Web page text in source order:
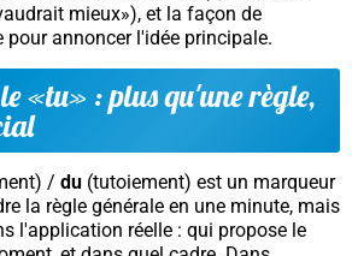
mieux»), et la façon de
pour annoncer l'idée principale.
«tu» : plus qu'une règle,
/ du (tutoiement) est un marqueur
la règle générale en une minute, mais
l'application réelle : qui propose le